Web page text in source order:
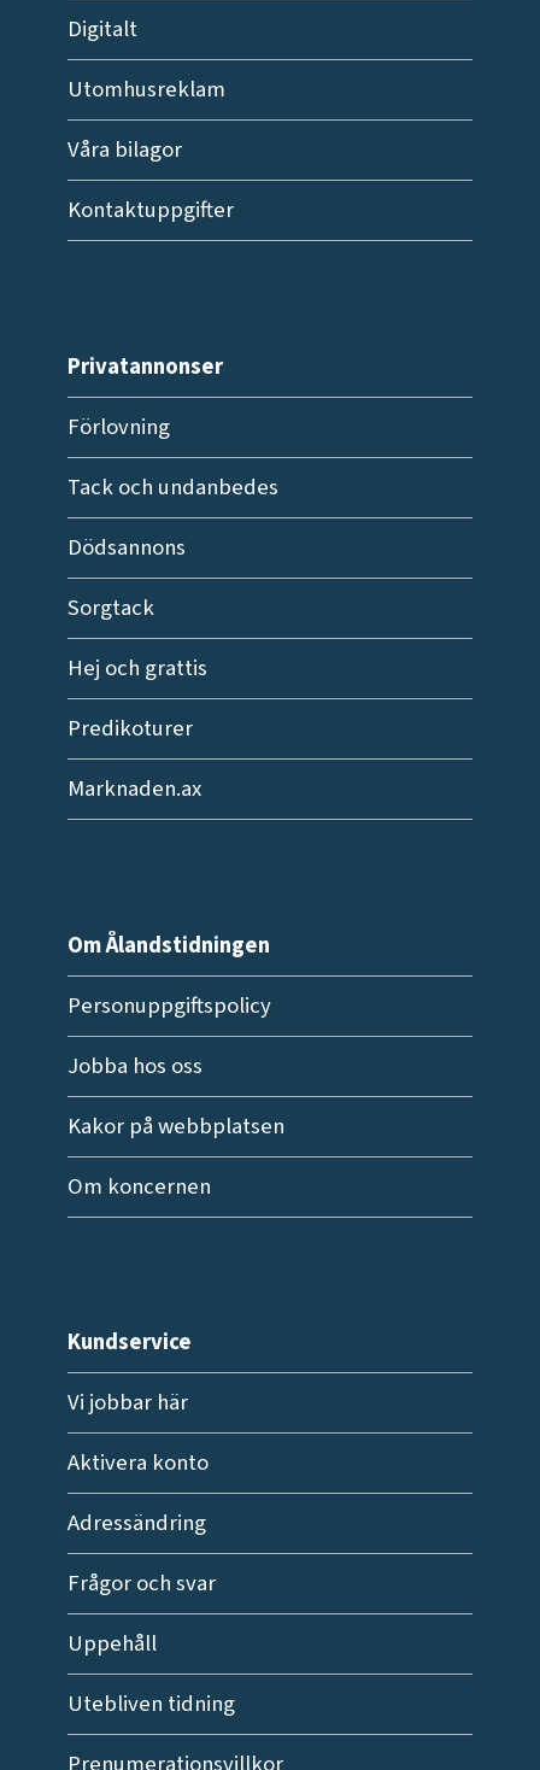
Digitalt
Utomhusreklam
Våra bilagor
Kontaktuppgifter
Privatannonser
Förlovning
Tack och undanbedes
Dödsannons
Sorgtack
Hej och grattis
Predikoturer
Marknaden.ax
Om Ålandstidningen
Personuppgiftspolicy
Jobba hos oss
Kakor på webbplatsen
Om koncernen
Kundservice
Vi jobbar här
Aktivera konto
Adressändring
Frågor och svar
Uppehåll
Utebliven tidning